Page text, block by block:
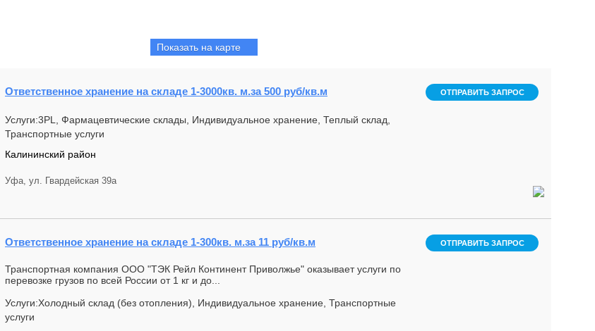
Показать на карте
Ответственное хранение на складе 1-3000кв. м.за 500 руб/кв.м
Услуги:3PL, Фармацевтические склады, Индивидуальное хранение, Теплый склад,
Транспортные услуги
Калининский район
Уфа, ул. Гвардейская 39а
ОТПРАВИТЬ ЗАПРОС
Ответственное хранение на складе 1-300кв. м.за 11 руб/кв.м
Транспортная компания ООО "ТЭК Рейл Континент Приволжье" оказывает услуги по
перевозке грузов по всей России от 1 кг и до...
Услуги:Холодный склад (без отопления), Индивидуальное хранение, Транспортные
услуги
ОТПРАВИТЬ ЗАПРОС